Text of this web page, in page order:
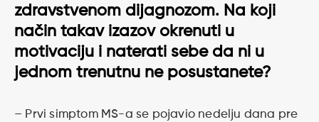
zdravstvenom dijagnozom. Na koji
način takav izazov okrenuti u
motivaciju i naterati sebe da ni u
jednom trenutnu ne posustanete?
– Prvi simptom MS-a se pojavio nedelju dana pre